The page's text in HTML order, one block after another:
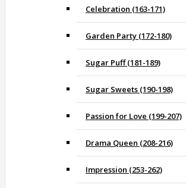
Celebration (163-171)
Garden Party (172-180)
Sugar Puff (181-189)
Sugar Sweets (190-198)
Passion for Love (199-207)
Drama Queen (208-216)
Impression (253-262)